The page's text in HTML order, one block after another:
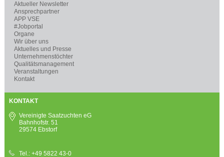
Aktueller Newsletter
Ansprechpartner
APP VSE
#Jobportal
Organe
Wir über uns
Aktuelles und Presse
Unternehmenstöchter
Qualitätsmanagement
Veranstaltungen
Kontakt
KONTAKT
Vereinigte Saatzuchten eG
Bahnhofstr. 51
29574 Ebstorf
Tel.: +49 5822 43-0